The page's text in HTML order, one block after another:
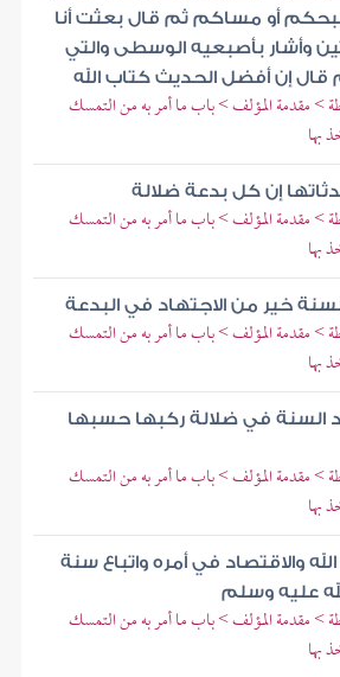
أو مساكم ثم قال بعثت أنا
وأشار بأصبعيه الوسطى والتي
قال إن أفضل الحديث كتاب الله
بطة > مقدمة المؤلف > باب ما أمر به من التمسك
بها
إن كل بدعة ضلالة
بطة > مقدمة المؤلف > باب ما أمر به من التمسك
بها
خير من الاجتهاد في البدعة
بطة > مقدمة المؤلف > باب ما أمر به من التمسك
بها
السنة في ضلالة ركبها حسبها
بطة > مقدمة المؤلف > باب ما أمر به من التمسك
بها
والاقتصاد في أمره واتباع سنة
عليه وسلم
بطة > مقدمة المؤلف > باب ما أمر به من التمسك
بها